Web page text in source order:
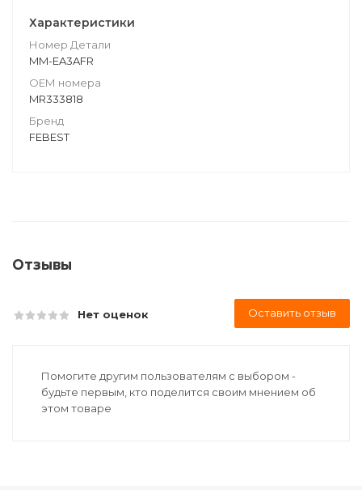
Характеристики
Номер Детали
MM-EA3AFR
ОЕМ номера
MR333818
Бренд
FEBEST
Отзывы
Нет оценок Оставить отзыв
Помогите другим пользователям с выбором -
будьте первым, кто поделится своим мнением об
этом товаре